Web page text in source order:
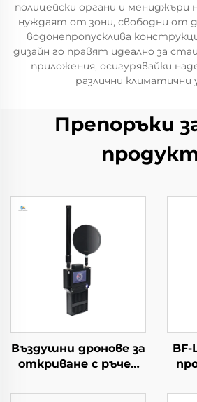
полицейски органи и мениджъри
нуждаят от зони, свободни от
водонепропускливa
дизайн го правят идеално за
приложения, осигурявайки
различни климатични
Препоръки
Въздушни дронове за
откриване с ръчен
за защита от
BF-